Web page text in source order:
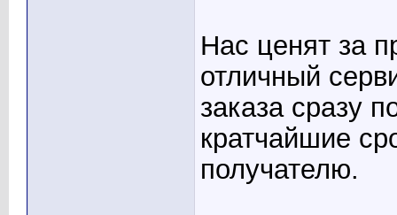
Нас ценят за
отличный
заказа сразу
кратчайшие
получателю.